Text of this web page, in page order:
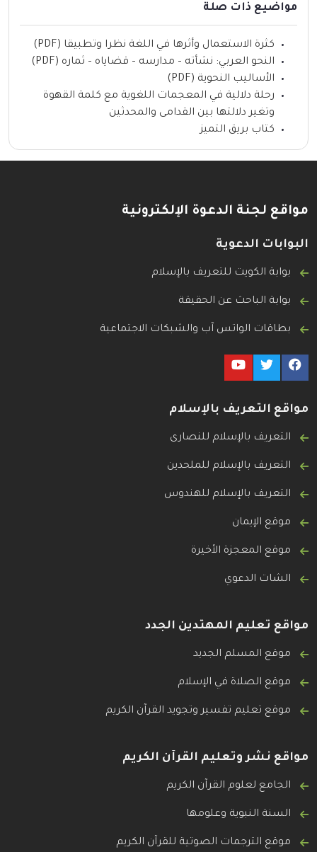
مواضيع ذات صلة
كثرة الاستعمال وأثرها في اللغة نظرا وتطبيقا (PDF)
النحو العربي: نشأته – مدارسه – قضاياه – ثماره (PDF)
الأساليب النحوية (PDF)
رحلة دلالية في المعجمات اللغوية مع كلمة القهوة
وتغير دلالتها بين القدامى والمحدثين
كتاب بريق التميز
مواقع لجنة الدعوة الإلكترونية
البوابات الدعوية
بوابة الكويت للتعريف بالإسلام
بوابة الباحث عن الحقيقة
بطاقات الواتس آب والشبكات الاجتماعية
مواقع التعريف بالإسلام
التعريف بالإسلام للنصارى
التعريف بالإسلام للملحدين
التعريف بالإسلام للهندوس
موقع الإيمان
موقع المعجزة الأخيرة
الشات الدعوي
مواقع تعليم المهتدين الجدد
موقع المسلم الجديد
موقع الصلاة في الإسلام
موقع تعليم تفسير وتجويد القرآن الكريم
مواقع نشر وتعليم القرآن الكريم
الجامع لعلوم القرآن الكريم
السنة النبوية وعلومها
موقع الترجمات الصوتية للقرآن الكريم